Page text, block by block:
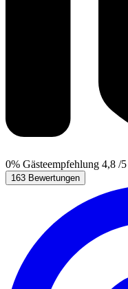
0% Gästeempfehlung 4,8 /5
163 Bewertungen